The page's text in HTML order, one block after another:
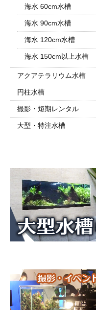
海水 60cm水槽
海水 90cm水槽
海水 120cm水槽
海水 150cm以上水槽
アクアテラリウム水槽
円柱水槽
撮影・短期レンタル
大型・特注水槽